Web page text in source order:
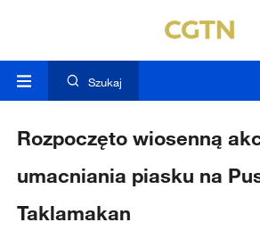
Szukaj
Rozpoczęto wiosenną
umacniania piasku na
Taklamakan